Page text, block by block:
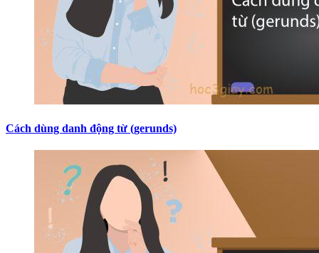
Cách dùng danh động từ (gerunds)